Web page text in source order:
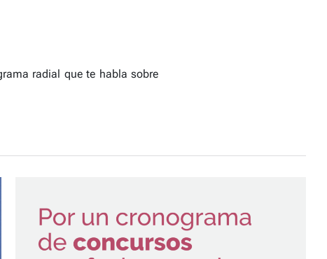
radial que te habla sobre